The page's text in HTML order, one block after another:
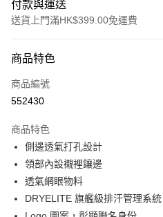
付款與運送
送貨上門滿HK$399.00免運費
信用卡
線上付款
Alipay, PayMe, WeChat Pay, UnionPay,
送貨方式
單筆訂單淨值滿$399可享免運費優惠
每筆HK$30.00，滿HK$399.00或以
滿$599可享澳門免運費優惠
商品特色
商品編號
552430
商品特色
側邊透氣打孔設計
領部內設襯裡鑲邊
透氣網眼物料
DRYELITE 旗艦級排汗管理系